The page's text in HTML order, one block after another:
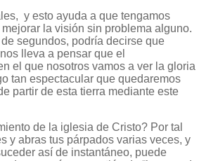
y esto ayuda a que tengamos
la visión sin problema alguno.
segundos, podría decirse que
lleva a pensar que el
el que nosotros vamos a ver la gloria
tan espectacular que quedaremos
partir de esta tierra mediante este
de la iglesia de Cristo? Por tal
y abras tus párpados varias veces, y
así de instantáneo, puede